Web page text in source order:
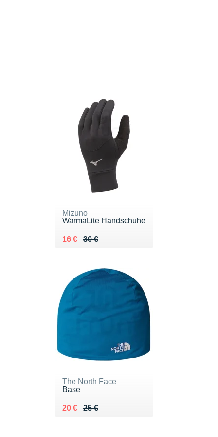
Mizuno
WarmaLite Handschuhe
30 €
Au lieu de 30 €
16 €
Vendu 16 €
The North Face
Base
25 €
Au lieu de 25 €
20 €
Vendu 20 €